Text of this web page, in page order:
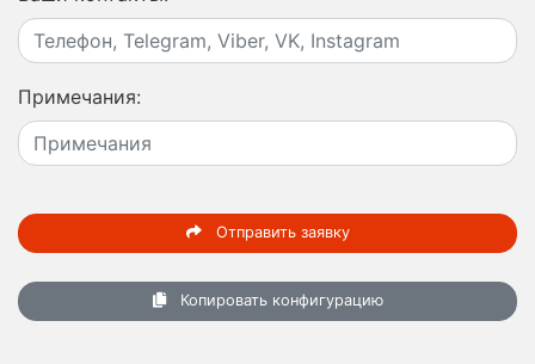
Примечания:
Отправить заявку
Копировать конфигурацию